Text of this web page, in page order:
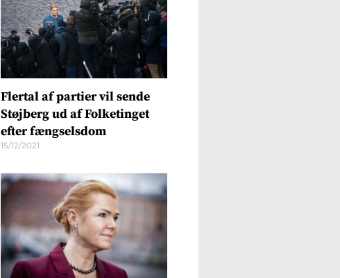
Flertal af partier vil sende
Støjberg ud af Folketinget
efter fængselsdom
15/12/2021